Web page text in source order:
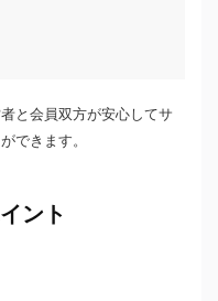
と会員双方が安心してサ
できます。
ント